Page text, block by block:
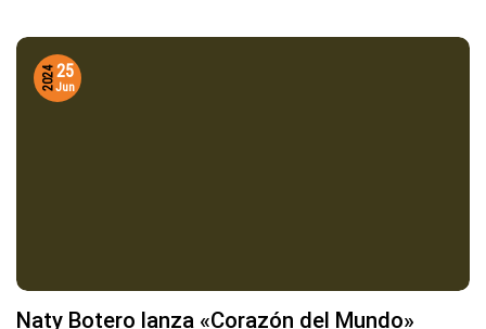
Naty Botero lanza «Corazón del Mundo»
25
Jun
2024